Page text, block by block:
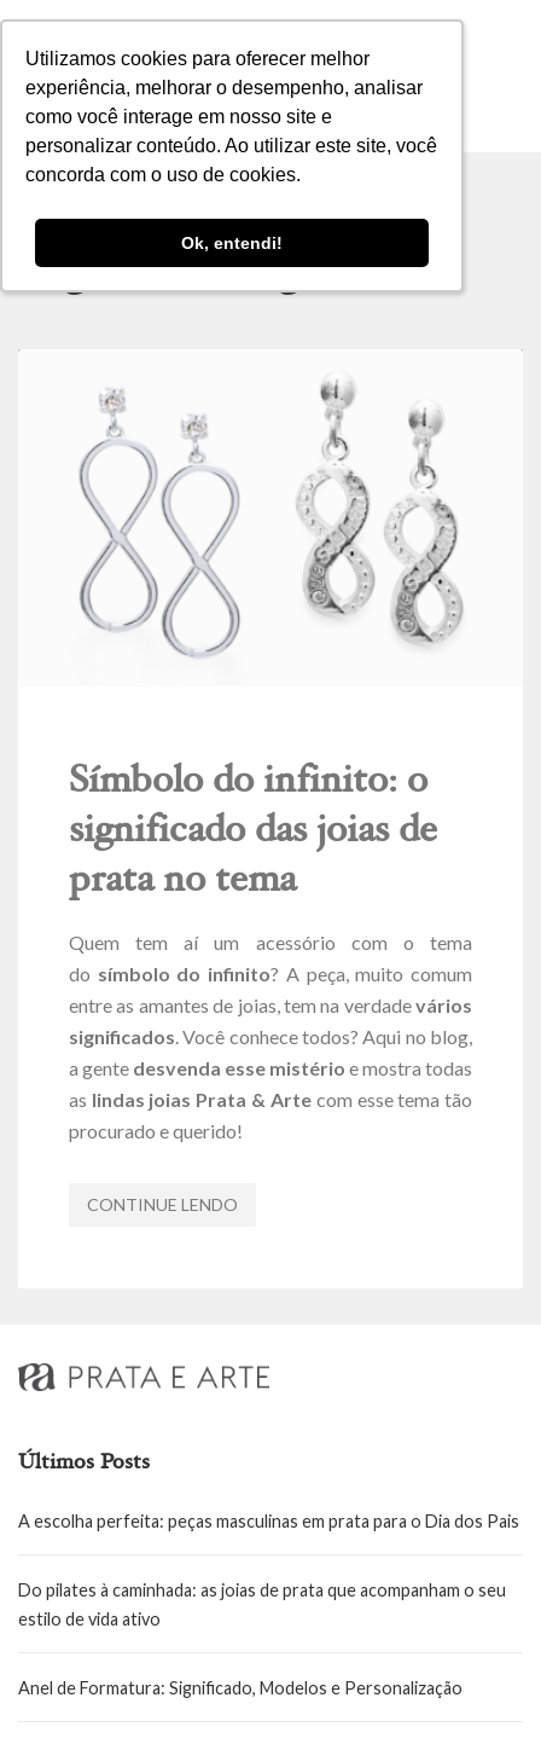
Utilizamos cookies para oferecer melhor
experiência, melhorar o desempenho, analisar
como você interage em nosso site e
personalizar conteúdo. Ao utilizar este site, você
concorda com o uso de cookies.
Ok, entendi!
Utilizamos cookies para oferecer melhor
experiência, melhorar o desempenho, analisar
como você interage em nosso site e
personalizar conteúdo. Ao utilizar este site, você
concorda com o uso de cookies.
Ok, entendi!
MENU
Tag archive: significado
Símbolo do infinito: o
significado das joias de
prata no tema
Quem tem aí um acessório com o tema
do símbolo do infinito? A peça, muito comum
entre as amantes de joias, tem na verdadevários
significados. Você conhece todos? Aqui no blog,
a gente desvenda esse mistério e mostra todas
as lindas joias Prata & Artecom esse tema tão
procurado e querido!
CONTINUE LENDO
Últimos Posts
A escolha perfeita: peças masculinas em prata para o Dia dos Pais
Do pilates à caminhada: as joias de prata que acompanham o seu
estilo de vida ativo
Anel de Formatura: Significado, Modelos e Personalização